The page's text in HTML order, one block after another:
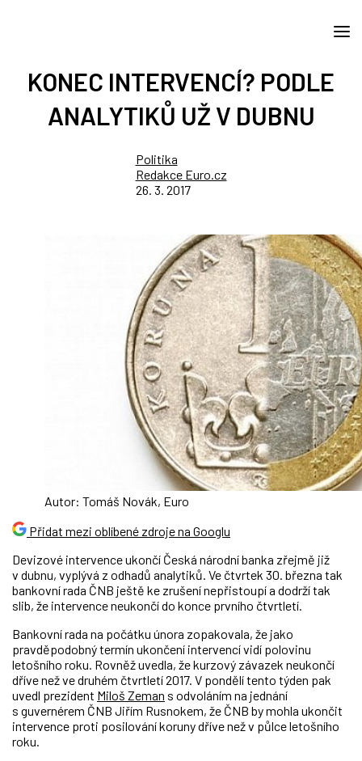
KONEC INTERVENCÍ? PODLE
ANALYTIKŮ UŽ V DUBNU
Politika
Redakce Euro.cz
26. 3. 2017
Autor: Tomáš Novák, Euro
Přidat mezi oblíbené zdroje na Googlu
Devizové intervence ukončí Česká národní banka zřejmě již
v dubnu, vyplývá z odhadů analytiků. Ve čtvrtek 30. března tak
bankovní rada ČNB ještě ke zrušení nepřistoupí a dodrží tak
slib, že intervence neukončí do konce prvního čtvrtletí.
Bankovní rada na počátku února zopakovala, že jako
pravděpodobný termín ukončení intervencí vidí polovinu
letošního roku. Rovněž uvedla, že kurzový závazek neukončí
dříve než ve druhém čtvrtletí 2017. V pondělí tento týden pak
uvedl prezident Miloš Zeman s odvoláním na jednání
s guvernérem ČNB Jiřím Rusnokem, že ČNB by mohla ukončit
intervence proti posilování koruny dříve než v půlce letošního
roku.